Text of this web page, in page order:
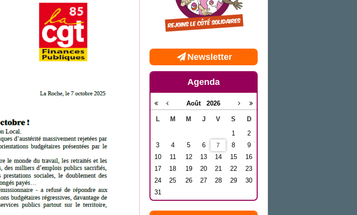
Newsletter
Agenda
Août 2026
L M M J V S
D
1
2
3
4 5 6 7 8
9
10
11 12 13 14 15
16
17
18 19 20 21 22
23
24
25 26 27 28 29
30
31